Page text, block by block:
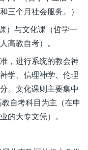
三个月社会服务。）
）与文化课（哲学一
高教自考）。
，进行系统的教会神
学、信理神学、伦理
。文化课则主要集中
自考科目为主（在申
的大专文凭）。